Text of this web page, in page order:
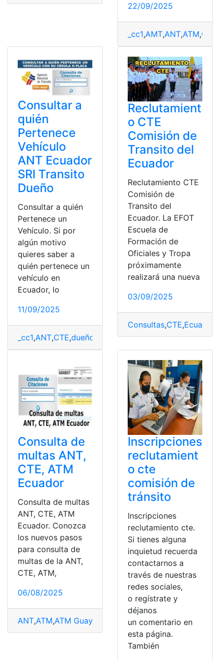
22/09/2025
_cc1,AMT,ANT,ATM,CTE
Consultar a
quién
Pertenece
Vehículo
ANT Ecuador
SRI Transito
Dueño
Consultar a quién
Pertenece un
Vehículo. Si por
algún motivo
quieres saber a
quién pertenece un
vehículo en
Ecuador, lo
11/09/2025
_cc1,ANT,CTE,dueño Herramientas Ecuador,Vehiculo
Reclutamient
o CTE
Comisión de
Transito del
Ecuador
Reclutamiento CTE
Comisión de
Transito del
Ecuador. La EFOT
Escuela de
Formación de
Oficiales y Tropa
próximamente
realizará una nueva
03/09/2025
Consultas,CTE,Ecuador
Consulta de
multas ANT,
CTE, ATM
Ecuador
Consulta de multas
ANT, CTE, ATM
Ecuador. Conozca
los nuevos pasos
para consulta de
multas de la ANT,
CTE, ATM,
06/08/2025
ANT,ATM,ATM Guayaquil Certificado de no
Inscripciones
reclutamient
o cte
comisión de
tránsito
Inscripciones
reclutamiento cte.
Si tienes alguna
inquietud recuerda
contactarnos a
través de nuestras
redes sociales,
o regístrate y
déjanos
un comentario en
esta página.
También